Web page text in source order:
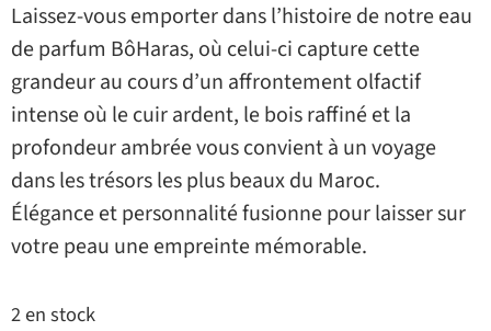
Laissez-vous emporter dans l’histoire de notre eau
de parfum BôHaras, où celui-ci capture cette
grandeur au cours d’un affrontement olfactif
intense où le cuir ardent, le bois raffiné et la
profondeur ambrée vous convient à un voyage
dans les trésors les plus beaux du Maroc.
Élégance et personnalité fusionne pour laisser sur
votre peau une empreinte mémorable.
2 en stock